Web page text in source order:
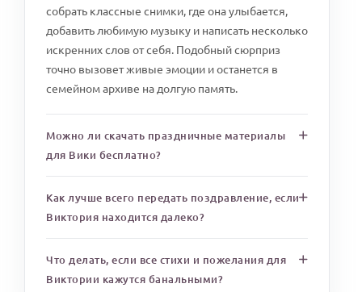
собрать классные снимки, где она улыбается,
добавить любимую музыку и написать несколько
искренних слов от себя. Подобный сюрприз
точно вызовет живые эмоции и останется в
семейном архиве на долгую память.
Можно ли скачать праздничные материалы
для Вики бесплатно?
Как лучше всего передать поздравление, если
Виктория находится далеко?
Что делать, если все стихи и пожелания для
Виктории кажутся банальными?